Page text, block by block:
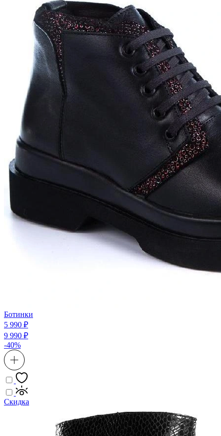
Ботинки
5 990 ₽
9 990 ₽
-40%
Скидка